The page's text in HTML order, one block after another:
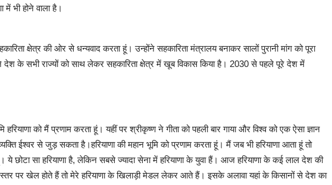
में भी होने वाला है।
क्षेत्र की ओर से धन्यवाद करता हूं। उन्होंने सहकारिता मंत्रालय बनाकर सालों पुरानी मांग को पूरा
देश के सभी राज्यों को साथ लेकर सहकारिता क्षेत्र में खूब विकास किया है। 2030 से पहले पूरे देश में
को मैं प्रणाम करता हूं। यहीं पर श्रीकृष्ण ने गीता को पहली बार गाया और विश्व को एक ऐसा ज्ञान
ईश्वर से जुड़ सकता है।हरियाणा की महान भूमि को प्रणाम करता हूं। मैं जब भी हरियाणा आता हूं तो
ये छोटा सा हरियाणा है, लेकिन सबसे ज्यादा सेना में हरियाणा के युवा हैं। आज हरियाणा के कई लाल देश की
स्तर पर खेल होते हैं तो मेरे हरियाणा के खिलाड़ी मेडल लेकर आते हैं। इसके अलावा यहां के किसानों से देश का